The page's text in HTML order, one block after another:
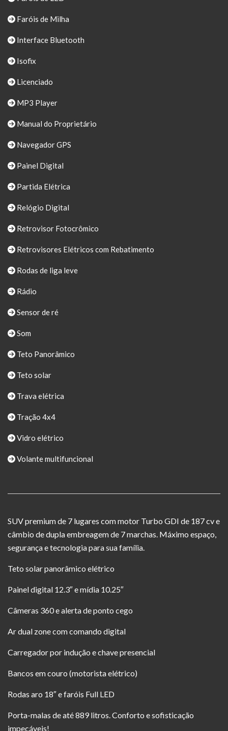
Faróis de Milha
Interface Bluetooth
Isofix
Licenciado
MP3 Player
Manual do Proprietário
Navegador GPS
Painel Digital
Partida Elétrica
Relógio Digital
Retrovisor Fotocrômico
Retrovisores Elétricos com Rebatimento
Rodas de liga leve
Rádio
Sensor de ré
Som
Teto Panorâmico
Teto solar
Trava elétrica
Tração 4x4
Vidro elétrico
Volante multifuncional
SUV premium de 7 lugares com motor Turbo GDI de 187 cv e
câmbio de dupla embreagem de 7 marchas. Máximo espaço,
segurança e tecnologia para sua família.
Teto solar panorâmico elétrico
Painel digital 12.3″ e mídia 10.25″
Câmeras 360 e alerta de ponto cego
Ar dual zone com comando digital
Carregador por indução e chave presencial
Bancos em couro (motorista elétrico)
Rodas aro 18″ e faróis Full LED
Porta-malas de até 889 litros. Conforto e sofisticação
impecáveis!